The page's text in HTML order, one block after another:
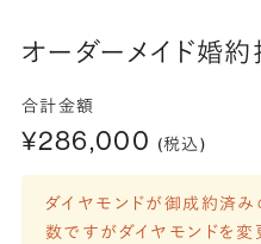
オーダーメイド婚
合計金額
¥286,000 (税込)
ダイヤモンドが御成約済
数ですがダイヤモンドを変